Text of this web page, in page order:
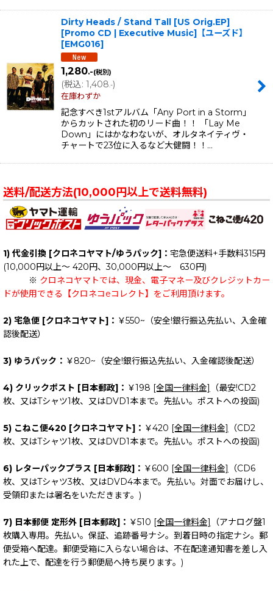
Dirty Heads / Stand Tall [US Orig.EP]
[Promo CD | Executive Music]【ユーズド】
[EMG016]
1,280.-(税別)
(税込: 1,408.-)
在庫わずか
記念すべき1stアルバム「Any Port in a Storm」
からカットされた初のリード曲！！ 「Lay Me
Down」にはかなわないが、オルタネイティヴ・
チャートで23位に入るなど大健闘！！…
送料/配送方法(10,000円以上で送料無料)
1) 代金引換 [クロネコヤマト/ゆうパック]： 宅急便送料+手数料315円
(10,000円以上～ 420円、30,000円以上～ 630円)
※ クロネコヤマトでは、現金、電子マネー及びクレジットカー
ドが使用できる【クロネコeコレクト】をご利用頂けます。
2) 宅急便 [クロネコヤマト]： ￥550~（安全!銀行振込先払い、入金確
認後配送）
3) ゆうパック： ￥820~（安全!銀行振込先払い、入金確認後配送）
4) クリックポスト [日本郵政]： ￥198 [全国一律料金]
（最安!CD2
枚、又はTシャツ1枚、又はDVD1本まで。先払い。ポストへの投函)
5) こねこ便420 [クロネコヤマト]： ￥420 [全国一律料金]
（CD2
枚、又はTシャツ1枚、又はDVD1本まで。先払い。ポストへの投函)
6) レターパックプラス [日本郵政]： ￥600 [全国一律料金]
（CD6
枚、又はTシャツ3枚、又はDVD4本まで。先払い。対面でお届けし、
受領印または署名をいただきます。)
7) 日本郵便 定形外 [日本郵政]： ￥510 [全国一律料金]
（アナログ盤1
枚購入専用。先払い。保証、追跡番号ナシ。到着日時の指定ナシ。郵
便受箱へ配達。郵便受箱に入らない場合は、不在配達通知書を差し入
れた上で、配達を行う郵便局へ持ち戻ります。)